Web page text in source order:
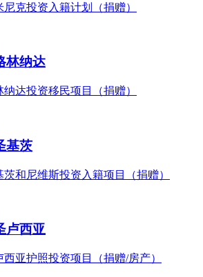
尼克投资入籍计划（捐赠）
林纳达
纳达投资移民项目（捐赠）
基茨
茨和尼维斯投资入籍项目（捐赠）
卢西亚
西亚护照投资项目（捐赠/房产）